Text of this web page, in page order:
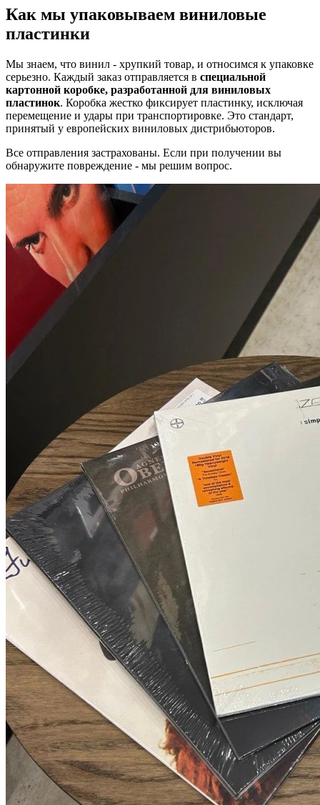
Как мы упаковываем виниловые
пластинки
Мы знаем, что винил - хрупкий товар, и относимся к упаковке
серьезно. Каждый заказ отправляется в специальной
картонной коробке, разработанной для виниловых
пластинок. Коробка жестко фиксирует пластинку, исключая
перемещение и удары при транспортировке. Это стандарт,
принятый у европейских виниловых дистрибьюторов.
Все отправления застрахованы. Если при получении вы
обнаружите повреждение - мы решим вопрос.